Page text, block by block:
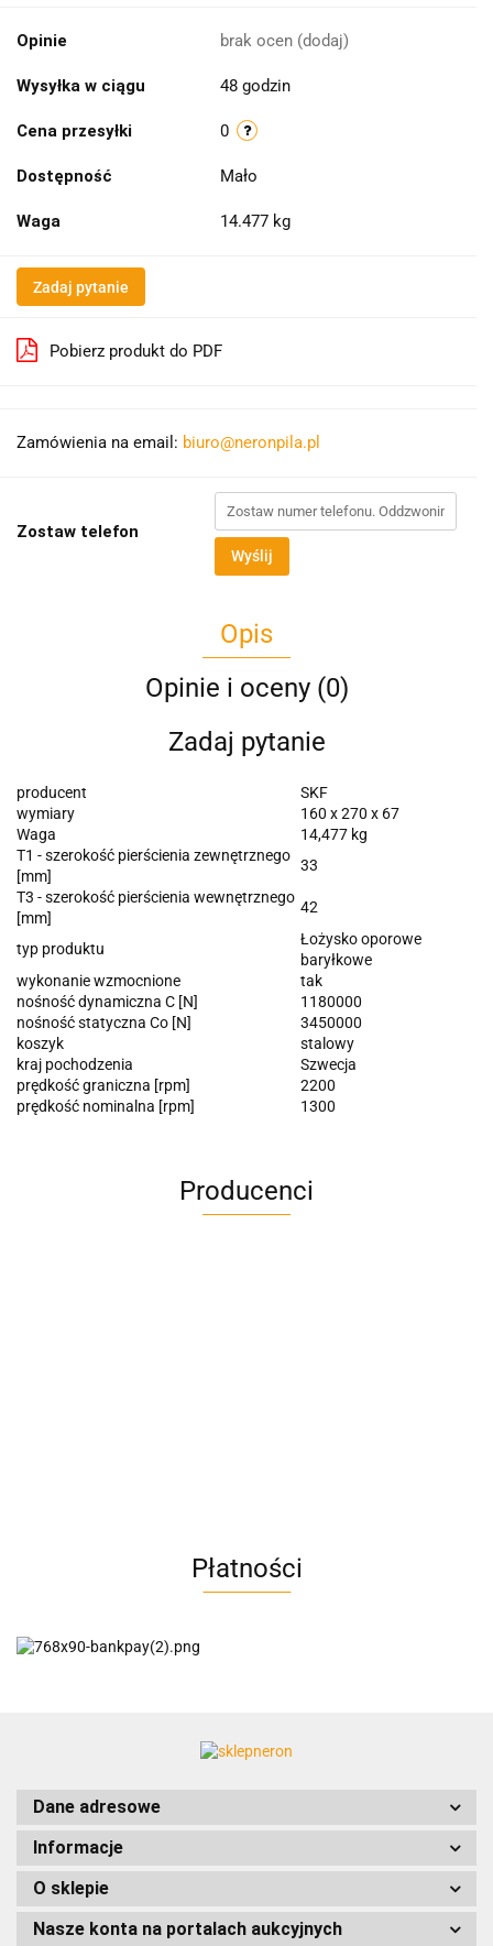
Opinie brak ocen (dodaj)
Wysyłka w ciągu 48 godzin
Cena przesyłki 0
Dostępność Mało
Waga 14.477 kg
Zadaj pytanie
Pobierz produkt do PDF
Zamówienia na email: biuro@neronpila.pl
Zostaw telefon
Wyślij
Opis
Opinie i oceny (0)
Zadaj pytanie
producent
SKF
wymiary
160 x 270 x 67
Waga
14,477 kg
T1 - szerokość pierścienia zewnętrznego
[mm]
33
T3 - szerokość pierścienia wewnętrznego
[mm]
42
typ produktu
Łożysko oporowe
baryłkowe
wykonanie wzmocnione
tak
nośność dynamiczna C [N]
1180000
nośność statyczna Co [N]
3450000
koszyk
stalowy
kraj pochodzenia
Szwecja
prędkość graniczna [rpm]
2200
prędkość nominalna [rpm]
1300
Producenci
AC EasyLine
Płatności
Dane adresowe
Informacje
O sklepie
Nasze konta na portalach aukcyjnych